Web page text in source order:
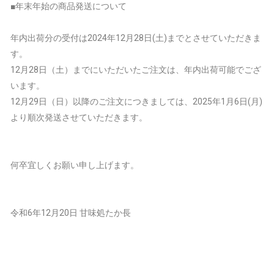
■年末年始の商品発送について
年内出荷分の受付は2024年12月28日(土)までとさせていただきま
す。
12月28日（土）までにいただいたご注文は、年内出荷可能でござ
います。
12月29日（日）以降のご注文につきましては、2025年1月6日(月)
より順次発送させていただきます。
何卒宜しくお願い申し上げます。
令和6年12月20日 甘味処たか長